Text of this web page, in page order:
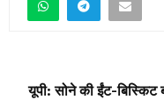
यूपी: सोने की ईंट-